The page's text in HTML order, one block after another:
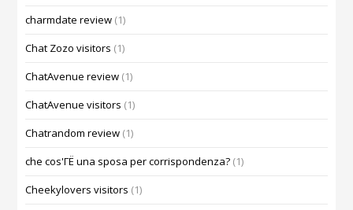
charmdate review (1)
Chat Zozo visitors (1)
ChatAvenue review (1)
ChatAvenue visitors (1)
Chatrandom review (1)
che cos'ГЁ una sposa per corrispondenza? (1)
Cheekylovers visitors (1)